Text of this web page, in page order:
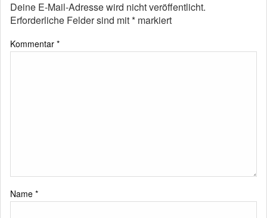
Deine E-Mail-Adresse wird nicht veröffentlicht.
Erforderliche Felder sind mit* markiert
Kommentar *
Name *